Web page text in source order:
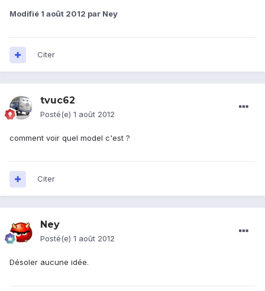
Modifié 1 août 2012 par Ney
Citer
tvuc62
Posté(e) 1 août 2012
comment voir quel model c'est ?
Citer
Ney
Posté(e) 1 août 2012
Désoler aucune idée.